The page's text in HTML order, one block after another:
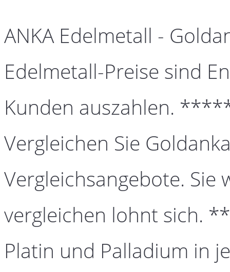
ANKA Edelmetall -
Edelmetall-Preise sind
Kunden auszahlen.
Vergleichen Sie
Vergleichsangebote. Sie
vergleichen lohnt sich.
Platin und Palladium in